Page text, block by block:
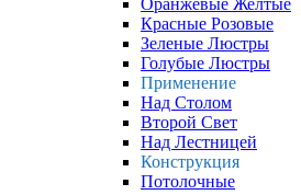
Оранжевые Желтые
Красные Розовые
Зеленые Люстры
Голубые Люстры
Применение
Над Столом
Второй Свет
Над Лестницей
Конструкция
Потолочные